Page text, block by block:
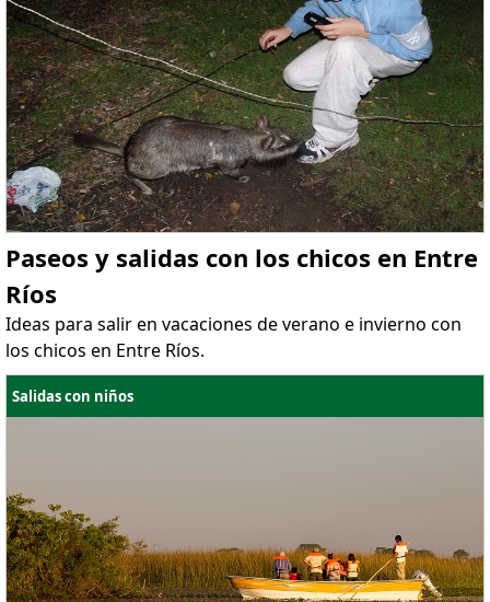
Paseos y salidas con los chicos en Entre
Ríos
Ideas para salir en vacaciones de verano e invierno con
los chicos en Entre Ríos.
Salidas con niños